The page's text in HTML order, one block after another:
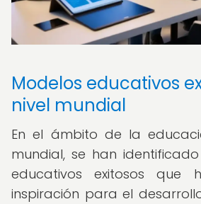
Modelos educativos
nivel mundial
En el ámbito de la
mundial, se han
educativos exitosos que
inspiración para el